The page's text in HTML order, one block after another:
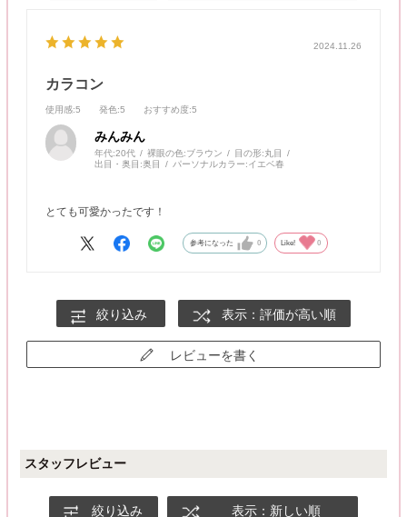
2024.11.26
カラコン
使用感:5 発色:5 おすすめ度:5
みんみん
年代:20代 裸眼の色:ブラウン 目の形:丸目
出目・奥目:奥目 パーソナルカラー:イエベ春
とても可愛かったです！
参考になった 0 Like! 0
絞り込み 表示：評価が高い順
レビューを書く
スタッフレビュー
絞り込み 表示：新しい順